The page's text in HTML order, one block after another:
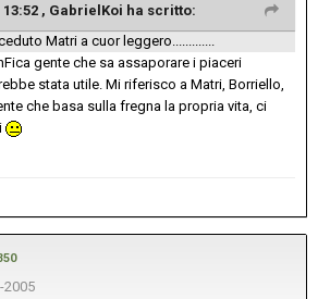
13:52 , GabrielKoi ha scritto:
Matri a cuor leggero.............
gente che sa assaporare i piaceri
stata utile. Mi riferisco a Matri, Borriello,
che basa sulla fregna la propria vita, ci
2005